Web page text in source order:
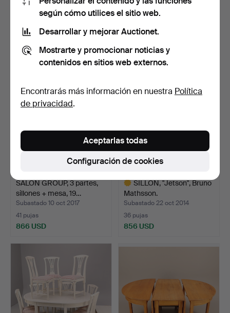
GABINETE, roble,
bondrococó, patas de
bola…
Subastado 23 mar 2016
897 USD
CHARLES EAMES.
madera …
Subastado 2 dic 2015
897 USD
Lote
SALON GROUP, 3 partes,
sillones + mesa, 19…
Subastado 10 oct 2017
41 pujas
866 USD
SILLÓN, "Jetson", Bruno
Mathsson.
Subastado 22 oct 2014
36 pujas
856 USD
según cómo utilices el sitio web.
Desarrollar y mejorar Auctionet.
Mostrarte y promocionar noticias y
contenidos en sitios web externos.
Encontrarás más información en nuestra Política
de privacidad.
Configuración de cookies
Aceptarlas todas